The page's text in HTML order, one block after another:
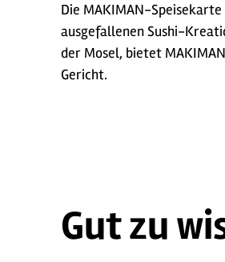
Die MAKIMAN-
ausgefallenen Sushi-
der Mosel, bietet
Gericht.
Gut zu